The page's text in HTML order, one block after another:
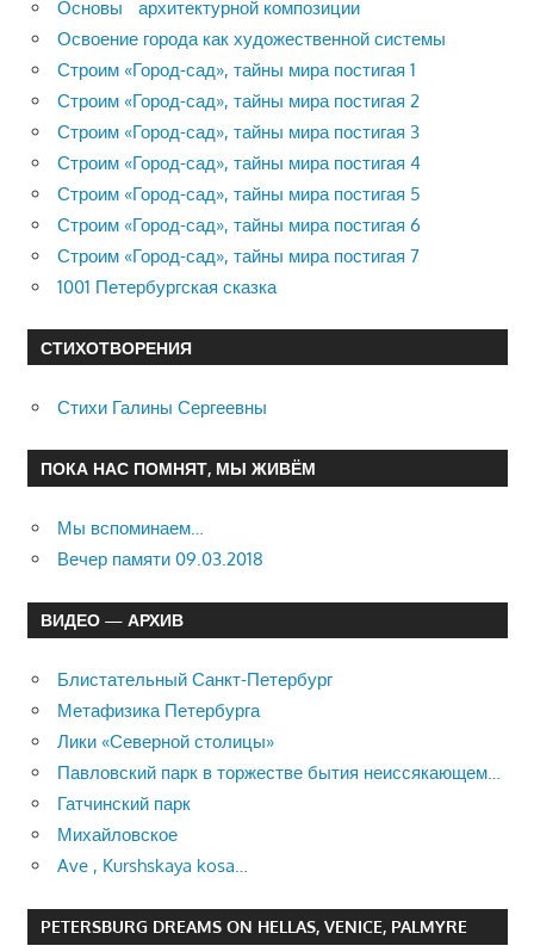
Основы архитектурной композиции
Освоение города как художественной системы
Строим «Город-сад», тайны мира постигая 1
Строим «Город-сад», тайны мира постигая 2
Строим «Город-сад», тайны мира постигая 3
Строим «Город-сад», тайны мира постигая 4
Строим «Город-сад», тайны мира постигая 5
Строим «Город-сад», тайны мира постигая 6
Строим «Город-сад», тайны мира постигая 7
1001 Петербургская сказка
СТИХОТВОРЕНИЯ
Стихи Галины Сергеевны
ПОКА НАС ПОМНЯТ, МЫ ЖИВЁМ
Мы вспоминаем…
Вечер памяти 09.03.2018
ВИДЕО — АРХИВ
Блистательный Санкт-Петербург
Метафизика Петербурга
Лики «Северной столицы»
Павловский парк в торжестве бытия неиссякающем…
Гатчинский парк
Михайловское
Ave , Kurshskaya kosa…
PETERSBURG DREAMS ON HELLAS, VENICE, PALMYRE